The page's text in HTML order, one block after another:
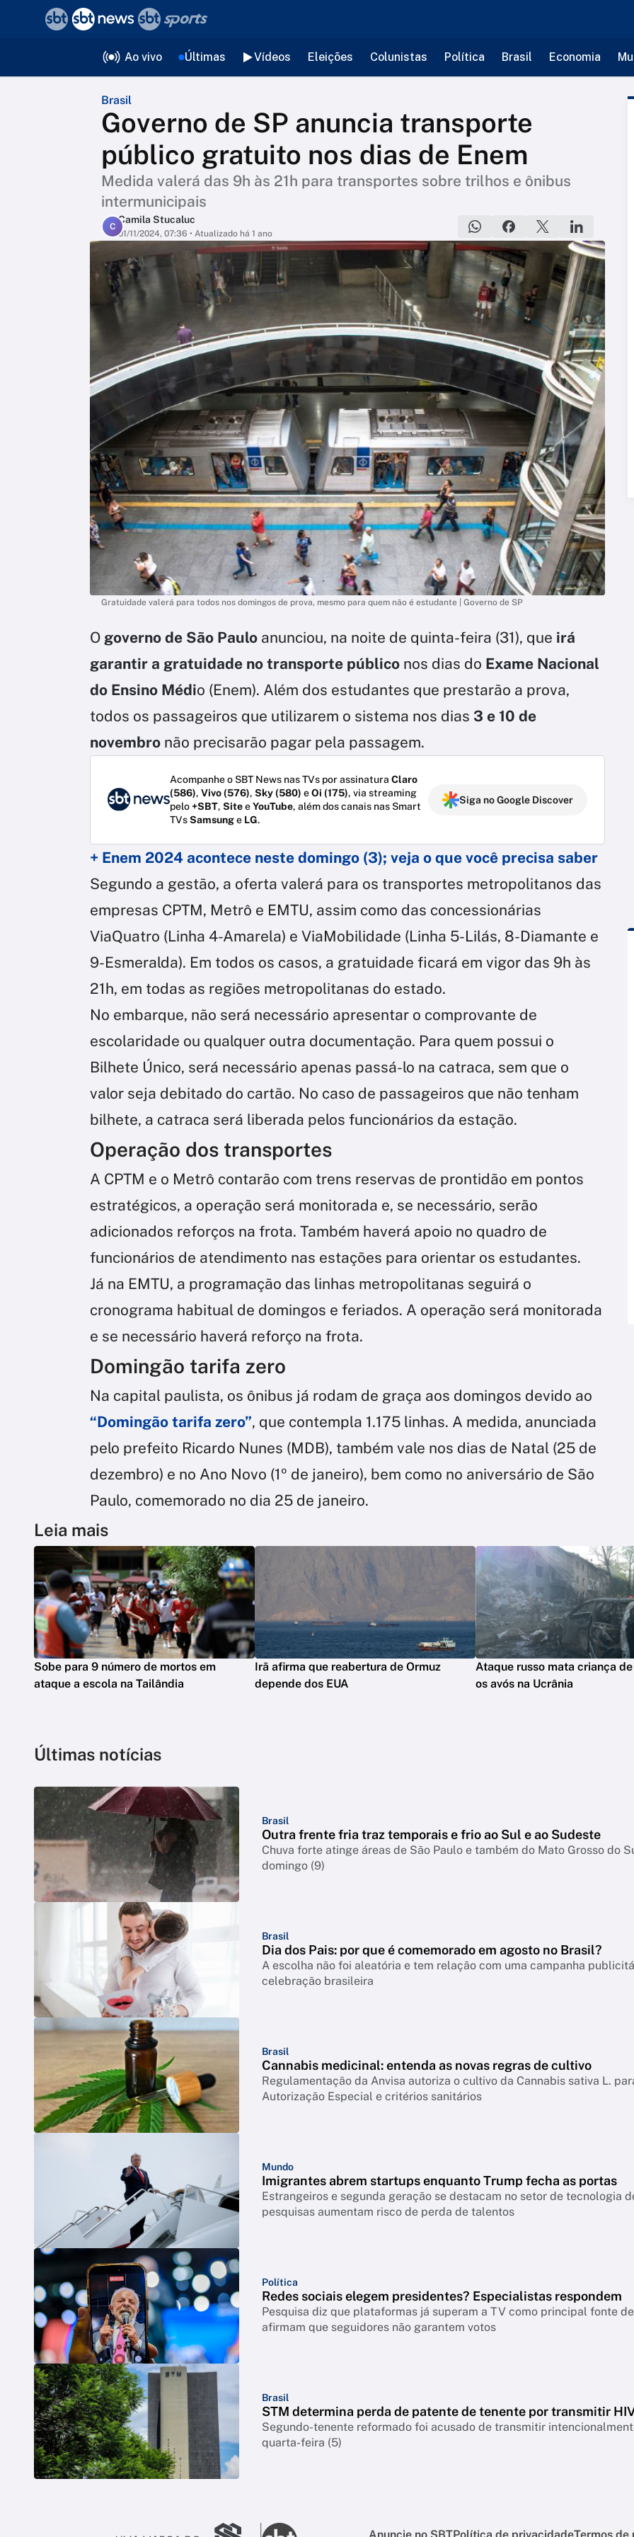
Ao vivo Últimas Vídeos Eleições Colunistas Política Brasil Economia
Brasil
Governo de SP anuncia transporte
público gratuito nos dias de Enem
Medida valerá das 9h às 21h para transportes sobre trilhos e ônibus
intermunicipais
C
Camila Stucaluc
01/11/2024, 07:36 • Atualizado há 1 ano
Gratuidade valerá para todos nos domingos de prova, mesmo para quem não é estudante | Governo de SP
O governo de São Paulo anunciou, na noite de quinta-feira (31), que irá
garantir a gratuidade no transporte público nos dias do Exame Nacional
do Ensino Médio (Enem). Além dos estudantes que prestarão a prova,
todos os passageiros que utilizarem o sistema nos dias 3 e 10 de
novembro não precisarão pagar pela passagem.
Acompanhe o SBT News nas TVs por assinatura Claro
(586), Vivo (576), Sky (580) eOi (175), via streaming
pelo+SBT, SiteeYouTube, além dos canais nas Smart
TVsSamsunge LG.
Siga no Google Discover
+ Enem 2024 acontece neste domingo (3); veja o que você precisa saber
Segundo a gestão, a oferta valerá para os transportes metropolitanos das
empresas CPTM, Metrô e EMTU, assim como das concessionárias
ViaQuatro (Linha 4-Amarela) e ViaMobilidade (Linha 5-Lilás, 8-Diamante e
9-Esmeralda). Em todos os casos, a gratuidade ficará em vigor das 9h às
21h, em todas as regiões metropolitanas do estado.
No embarque, não será necessário apresentar o comprovante de
escolaridade ou qualquer outra documentação. Para quem possui o
Bilhete Único, será necessário apenas passá-lo na catraca, sem que o
valor seja debitado do cartão. No caso de passageiros que não tenham
bilhete, a catraca será liberada pelos funcionários da estação.
Operação dos transportes
A CPTM e o Metrô contarão com trens reservas de prontidão em pontos
estratégicos, a operação será monitorada e, se necessário, serão
adicionados reforços na frota. Também haverá apoio no quadro de
funcionários de atendimento nas estações para orientar os estudantes.
Já na EMTU, a programação das linhas metropolitanas seguirá o
cronograma habitual de domingos e feriados. A operação será monitorada
e se necessário haverá reforço na frota.
Domingão tarifa zero
Na capital paulista, os ônibus já rodam de graça aos domingos devido ao
“Domingão tarifa zero”, que contempla 1.175 linhas. A medida, anunciada
pelo prefeito Ricardo Nunes (MDB), também vale nos dias de Natal (25 de
dezembro) e no Ano Novo (1º de janeiro), bem como no aniversário de São
Paulo, comemorado no dia 25 de janeiro.
Leia mais
Sobe para 9 número de mortos em
ataque a escola na Tailândia
Irã afirma que reabertura de Ormuz
depende dos EUA
Ataque russo mata criança
os avós na Ucrânia
Últimas notícias
Brasil
Outra frente fria traz temporais e frio ao Sul e ao Sudeste
Chuva forte atinge áreas de São Paulo e também do Mato Grosso do
domingo (9)
Brasil
Dia dos Pais: por que é comemorado em agosto no Brasil?
A escolha não foi aleatória e tem relação com uma campanha
celebração brasileira
Brasil
Cannabis medicinal: entenda as novas regras de cultivo
Regulamentação da Anvisa autoriza o cultivo da Cannabis sativa L.
Autorização Especial e critérios sanitários
Mundo
Imigrantes abrem startups enquanto Trump fecha as portas
Estrangeiros e segunda geração se destacam no setor de tecnologia
pesquisas aumentam risco de perda de talentos
Política
Redes sociais elegem presidentes? Especialistas respondem
Pesquisa diz que plataformas já superam a TV como principal fonte
afirmam que seguidores não garantem votos
Brasil
STM determina perda de patente de tenente por transmitir
Segundo-tenente reformado foi acusado de transmitir
quarta-feira (5)
voltar
Editorias